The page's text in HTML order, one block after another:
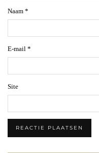
Naam *
E-mail *
Site